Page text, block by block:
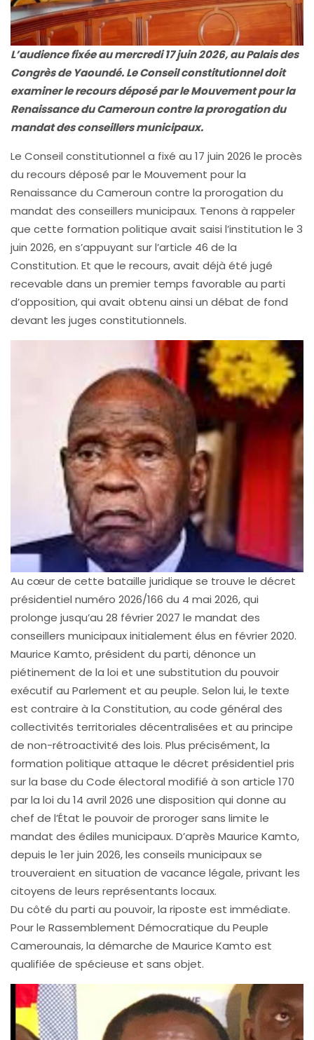
L’audience fixée au mercredi 17 juin 2026, au Palais des
Congrès de Yaoundé. Le Conseil constitutionnel doit
examiner le recours déposé par le Mouvement pour la
Renaissance du Cameroun contre la prorogation du
mandat des conseillers municipaux.
Le Conseil constitutionnel a fixé au 17 juin 2026 le procès
du recours déposé par le Mouvement pour la
Renaissance du Cameroun contre la prorogation du
mandat des conseillers municipaux. Tenons à rappeler
que cette formation politique avait saisi l’institution le 3
juin 2026, en s’appuyant sur l’article 46 de la
Constitution. Et que le recours, avait déjà été jugé
recevable dans un premier temps favorable au parti
d’opposition, qui avait obtenu ainsi un débat de fond
devant les juges constitutionnels.
Au cœur de cette bataille juridique se trouve le décret
présidentiel numéro 2026/166 du 4 mai 2026, qui
prolonge jusqu’au 28 février 2027 le mandat des
conseillers municipaux initialement élus en février 2020.
Maurice Kamto, président du parti, dénonce un
piétinement de la loi et une substitution du pouvoir
exécutif au Parlement et au peuple. Selon lui, le texte
est contraire à la Constitution, au code général des
collectivités territoriales décentralisées et au principe
de non-rétroactivité des lois. Plus précisément, la
formation politique attaque le décret présidentiel pris
sur la base du Code électoral modifié à son article 170
par la loi du 14 avril 2026 une disposition qui donne au
chef de l’État le pouvoir de proroger sans limite le
mandat des édiles municipaux. D’après Maurice Kamto,
depuis le 1er juin 2026, les conseils municipaux se
trouveraient en situation de vacance légale, privant les
citoyens de leurs représentants locaux.
Du côté du parti au pouvoir, la riposte est immédiate.
Pour le Rassemblement Démocratique du Peuple
Camerounais, la démarche de Maurice Kamto est
qualifiée de spécieuse et sans objet.